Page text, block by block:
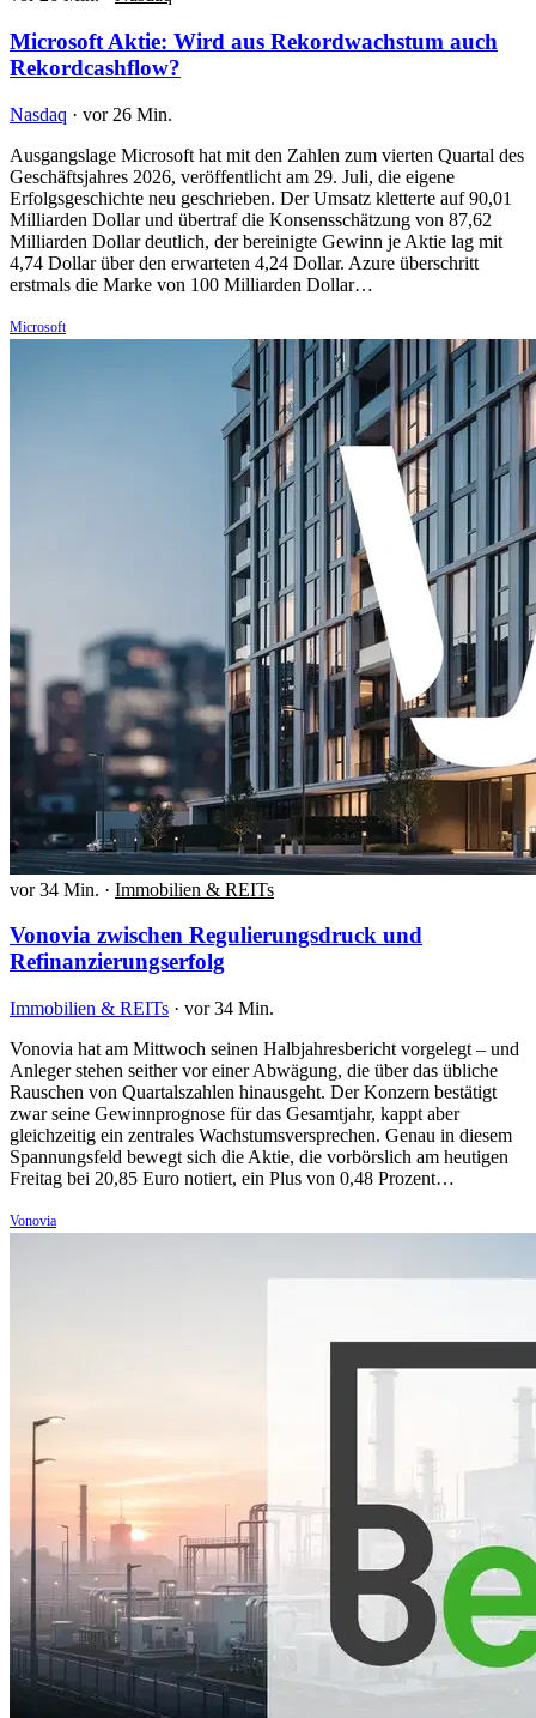
Microsoft Aktie: Wird aus Rekordwachstum auch
Rekordcashflow?
Nasdaq · vor 26 Min.
Ausgangslage Microsoft hat mit den Zahlen zum vierten Quartal des
Geschäftsjahres 2026, veröffentlicht am 29. Juli, die eigene
Erfolgsgeschichte neu geschrieben. Der Umsatz kletterte auf 90,01
Milliarden Dollar und übertraf die Konsensschätzung von 87,62
Milliarden Dollar deutlich, der bereinigte Gewinn je Aktie lag mit
4,74 Dollar über den erwarteten 4,24 Dollar. Azure überschritt
erstmals die Marke von 100 Milliarden Dollar…
Microsoft
vor 34 Min. · Immobilien & REITs
Vonovia zwischen Regulierungsdruck und
Refinanzierungserfolg
Immobilien & REITs · vor 34 Min.
Vonovia hat am Mittwoch seinen Halbjahresbericht vorgelegt – und
Anleger stehen seither vor einer Abwägung, die über das übliche
Rauschen von Quartalszahlen hinausgeht. Der Konzern bestätigt
zwar seine Gewinnprognose für das Gesamtjahr, kappt aber
gleichzeitig ein zentrales Wachstumsversprechen. Genau in diesem
Spannungsfeld bewegt sich die Aktie, die vorbörslich am heutigen
Freitag bei 20,85 Euro notiert, ein Plus von 0,48 Prozent…
Vonovia